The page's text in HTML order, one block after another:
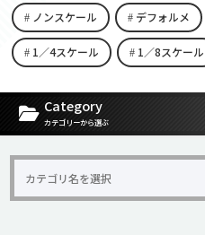
ノンスケール デフォルメ
1／4スケール 1／8スケール
[carousel-horizontal-
Category
カテゴリーから選ぶ